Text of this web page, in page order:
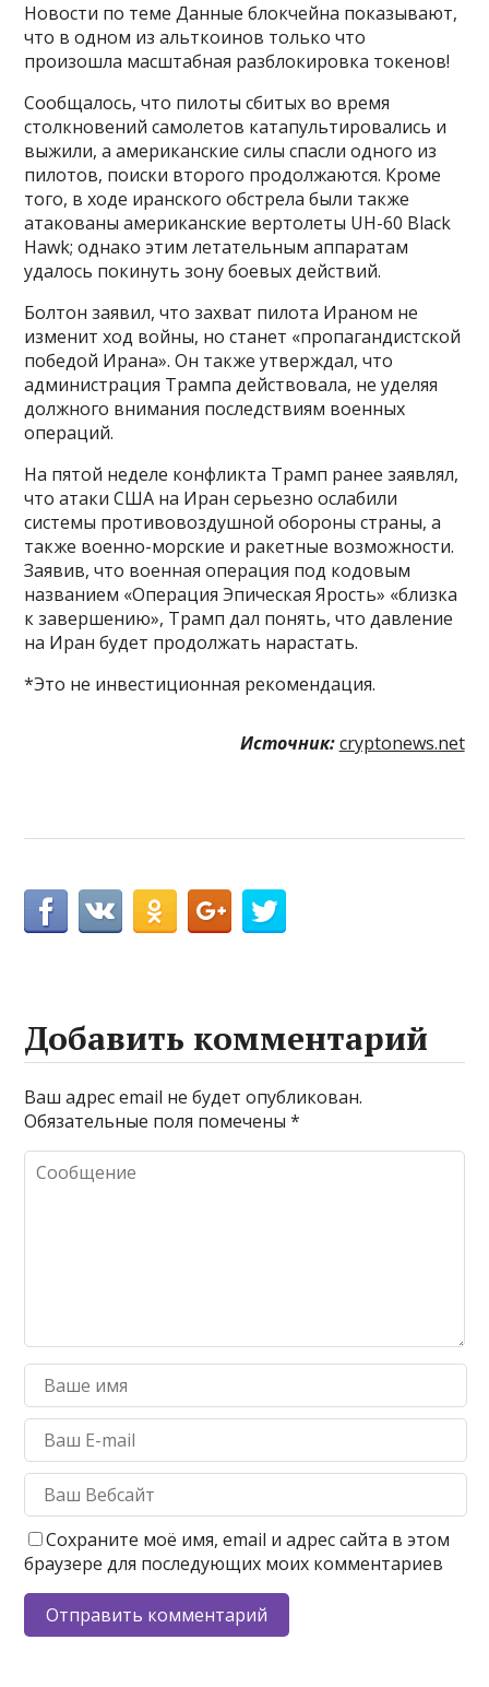
Новости по теме Данные блокчейна показывают,
что в одном из альткоинов только что
произошла масштабная разблокировка токенов!
Сообщалось, что пилоты сбитых во время
столкновений самолетов катапультировались и
выжили, а американские силы спасли одного из
пилотов, поиски второго продолжаются. Кроме
того, в ходе иранского обстрела были также
атакованы американские вертолеты UH-60 Black
Hawk; однако этим летательным аппаратам
удалось покинуть зону боевых действий.
Болтон заявил, что захват пилота Ираном не
изменит ход войны, но станет «пропагандистской
победой Ирана». Он также утверждал, что
администрация Трампа действовала, не уделяя
должного внимания последствиям военных
операций.
На пятой неделе конфликта Трамп ранее заявлял,
что атаки США на Иран серьезно ослабили
системы противовоздушной обороны страны, а
также военно-морские и ракетные возможности.
Заявив, что военная операция под кодовым
названием «Операция Эпическая Ярость» «близка
к завершению», Трамп дал понять, что давление
на Иран будет продолжать нарастать.
*Это не инвестиционная рекомендация.
Источник: cryptonews.net
Добавить комментарий
Ваш адрес email не будет опубликован.
Обязательные поля помечены*
Сохраните моё имя, email и адрес сайта в этом
браузере для последующих моих комментариев